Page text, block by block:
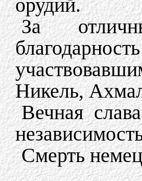
орудий.
За
Никель,
Вечная
Смерть